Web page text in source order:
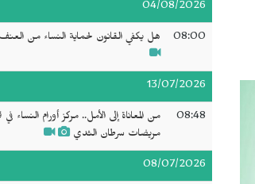
04/08/2026
08:00 هل يكفي القانون لحماية النساء من
13/07/2026
08:48
من المعاناة إلى الأمل.. مركز أورام النساء
مريضات سرطان الثدي
08/07/2026